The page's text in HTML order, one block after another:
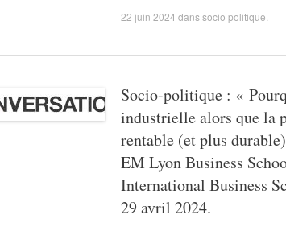
22 juin 2024 danssocio politique
Socio-politique : «
industrielle alors que la
rentable (et plus
EM Lyon Business
International Business
29 avril 2024.